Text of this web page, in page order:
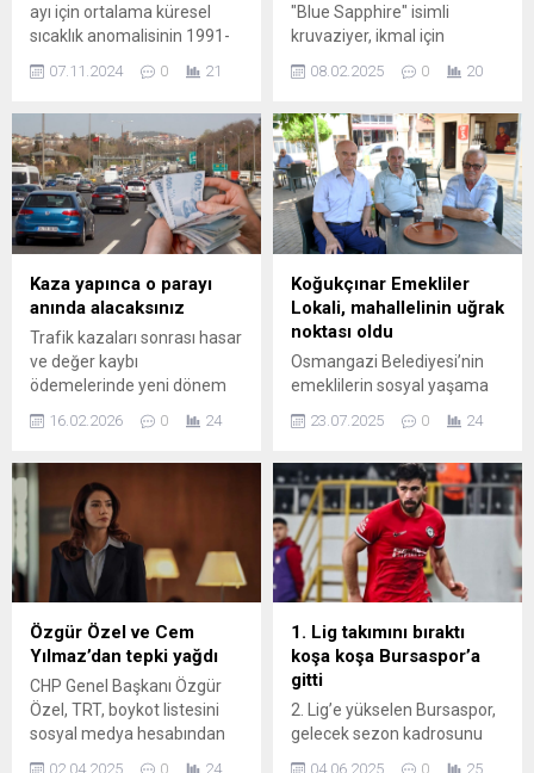
ayı için ortalama küresel
sıcaklık anomalisinin 1991-
2020 ortalamasının 0,71
santigrat derece üzerinde
kayıtlardaki en yüksek
değere karşılık gelen bu
ölçümün, 2024'ün ...
07.11.2024 0 21
"Blue Sapphire" isimli
kruvaziyer, ikmal için
Muğla'nın Marmaris ilçesine
geldi. Rodos Adası'ndan
Nevis bayraklı 200 metrelik
yolcu gemisi, Marmaris
Cruise Port Limanı'nın büyük
iskelesine yanaştırıldı.
Geminin 8 gün ...
08.02.2025 0 20
Kaza yapınca o parayı
anında alacaksınız
Trafik kazaları sonrası hasar
ve değer kaybı
ödemelerinde yeni dönem
itibaren pilot uygulamayla
birlikte değer kaybı tutarı
eksper tarafından anında
belirlenecek ve hasar
ödemesiyle birlikte araç
sahibine peşin olarak
yapılacak. Komisyoncu ve
aracıların devri ise
kapanıyor.
16.02.2026 0 24
Koğukçınar Emekliler
Lokali, mahallelinin uğrak
noktası oldu
Osmangazi Belediyesi’nin
emeklilerin sosyal yaşama
amacıyla açtığı Koğukçınar
emeklilerin vazgeçilmez
mekanı haline geldi.
Osmangazi Belediyesi’nin
emeklilere yönelik sosyal
projeleri kapsamında hayata
geçirdiği Koğukçınar
Emekliler Lokali, kısa sürede
mahallenin en çok ziyaret
edilen alanlarından biri
haline geldi. Geçtiğimiz
hafta törenle hizmete açılan
lokal,...
23.07.2025 0 24
Özgür Özel ve Cem
Yılmaz’dan tepki yağdı
CHP Genel Başkanı Özgür
Özel, TRT, boykot listesini
sosyal medya hesabından
paylaşan oyuncu Aybüke
02.04.2025 0 24
1. Lig takımını bıraktı
koşa koşa Bursaspor’a
gitti
2. Lig’e yükselen Bursaspor,
gelecek sezon kadrosunu
güçlendirmek adına bir
04.06.2025 0 25